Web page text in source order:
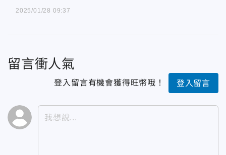
2025/01/28 09:37
留言衝人氣
登入留言有機會獲得旺幣哦！ 登入留言